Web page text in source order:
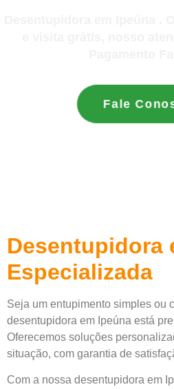
Fale
Desentupidora
Especializada
Seja um entupimento simples ou
desentupidora em Ipeúna está
Oferecemos soluções
situação, com garantia de
Com a nossa desentupidora em